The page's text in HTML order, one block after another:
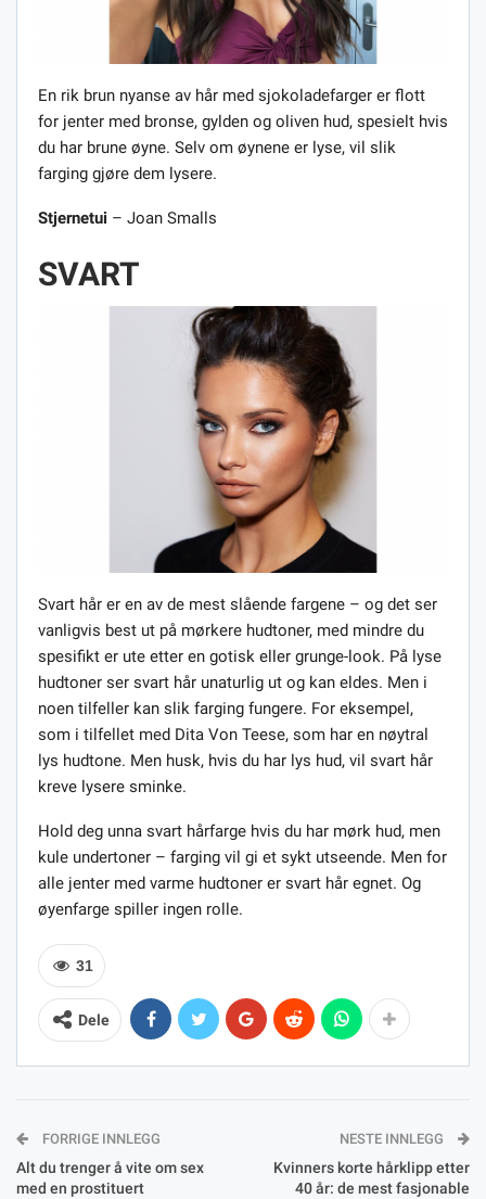
En rik brun nyanse av hår med sjokoladefarger er flott
for jenter med bronse, gylden og oliven hud, spesielt hvis
du har brune øyne. Selv om øynene er lyse, vil slik
farging gjøre dem lysere.
Stjernetui – Joan Smalls
SVART
Svart hår er en av de mest slående fargene – og det ser
vanligvis best ut på mørkere hudtoner, med mindre du
spesifikt er ute etter en gotisk eller grunge-look. På lyse
hudtoner ser svart hår unaturlig ut og kan eldes. Men i
noen tilfeller kan slik farging fungere. For eksempel,
som i tilfellet med Dita Von Teese, som har en nøytral
lys hudtone. Men husk, hvis du har lys hud, vil svart hår
kreve lysere sminke.
Hold deg unna svart hårfarge hvis du har mørk hud, men
kule undertoner – farging vil gi et sykt utseende. Men for
alle jenter med varme hudtoner er svart hår egnet. Og
øyenfarge spiller ingen rolle.
31
Dele
FORRIGE INNLEGG
Alt du trenger å vite om sex
med en prostituert
NESTE INNLEGG
Kvinners korte hårklipp etter
40 år: de mest fasjonable